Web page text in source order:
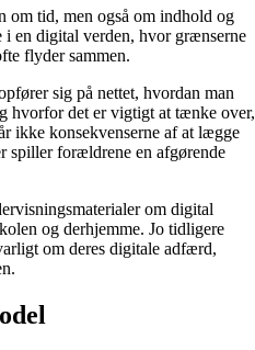
om tid, men også om indhold og
en digital verden, hvor grænserne
flyder sammen.
sig på nettet, hvordan man
hvorfor det er vigtigt at tænke over,
ikke konsekvenserne af at lægge
spiller forældrene en afgørende
om digital
og derhjemme. Jo tidligere
om deres digitale adfærd,